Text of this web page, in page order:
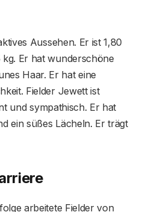
Aussehen. Er ist 1,80
Er hat wunderschöne
Haar. Er hat eine
Fielder Jewett ist
und sympathisch. Er hat
ein süßes Lächeln. Er trägt
arbeitete Fielder von